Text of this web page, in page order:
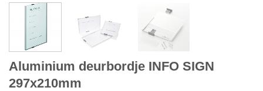
Aluminium deurbordje INFO SIGN
297x210mm